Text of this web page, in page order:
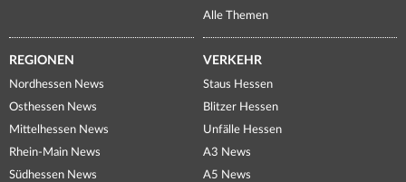
Alle Themen
REGIONEN
Nordhessen News
Osthessen News
Mittelhessen News
Rhein-Main News
Südhessen News
VERKEHR
Staus Hessen
Blitzer Hessen
Unfälle Hessen
A3 News
A5 News